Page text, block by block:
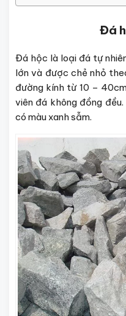
Đá
Đá hộc là loại đá tự
lớn và được chẻ nhỏ
đường kính từ 10 –
viên đá không đồng
có màu xanh sẫm.